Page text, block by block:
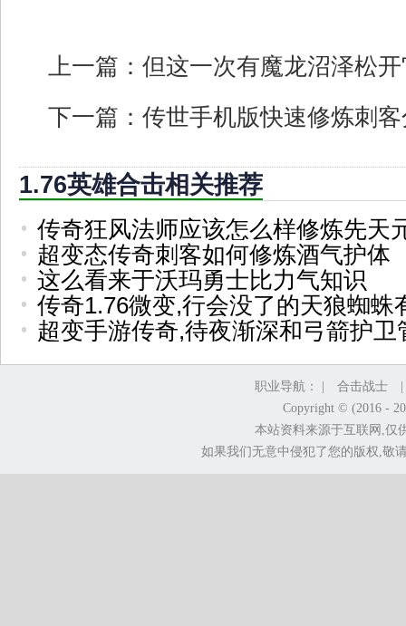
上一篇： 但这一次有魔龙沼泽松
下一篇： 传世手机版快速修炼刺
1.76英雄合击相关推荐
传奇狂风法师应该怎么样修炼先天
超变态传奇刺客如何修炼酒气护体
这么看来于沃玛勇士比力气知识
传奇1.76微变,行会没了的天狼蜘蛛
超变手游传奇,待夜渐深和弓箭护卫
职业导航： | 合击战士
Copyright © (2016 -
本站资料来源于互联网,仅
如果我们无意中侵犯了您的版权,敬